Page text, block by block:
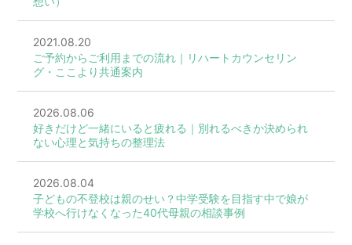
2021.08.20
ご予約からご利用までの流れ｜リハートカウンセリン
グ・ここより共通案内
2026.08.06
好きだけど一緒にいると疲れる｜別れるべきか決められ
ない心理と気持ちの整理法
2026.08.04
子どもの不登校は親のせい？中学受験を目指す中で娘が
学校へ行けなくなった40代母親の相談事例